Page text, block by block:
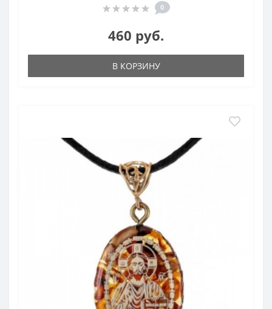
0
460 руб.
В КОРЗИНУ